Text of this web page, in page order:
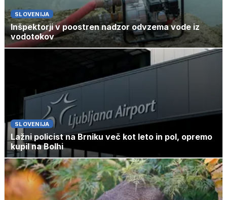
SLOVENIJA
Inšpektorji v poostren nadzor odvzema vode iz
vodotokov
SLOVENIJA
Lažni policist na Brniku več kot leto in pol, opremo
kupil na Bolhi